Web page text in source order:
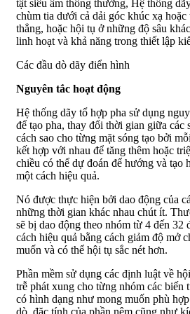
tật siêu âm thông thường, Hệ thống
chùm tia dưới cả dải góc khúc xạ
thẳng, hoặc hội tụ ở những độ sâu
linh hoạt và khả năng trong thiết lập
Các đầu dò dãy điển hình
Nguyên tắc hoạt động
Hệ thống dãy tổ hợp pha sử dụng
để tạo pha, thay đổi thời gian giữa các
cách sao cho từng mặt sóng tạo bởi
kết hợp với nhau để tăng thêm hoặc
chiều có thể dự đoán để hướng và tạo
một cách hiệu quả.
Nó được thực hiện bởi dao động của
những thời gian khác nhau chút ít.
sẽ bị dao động theo nhóm từ 4 đến 32
cách hiệu quả bằng cách giảm độ mở
muốn và có thể hội tụ sắc nét hơn.
Phần mềm sử dụng các định luật về
trễ phát xung cho từng nhóm các biến
có hình dạng như mong muốn phù
dò, đặc tính của phần nêm cũng như